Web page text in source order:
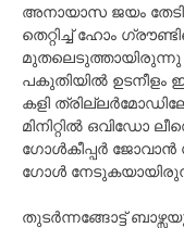
അനായാസ ജയം
തെറ്റിച്ച് ഹോം
പകുതിയിൽ ഉടനീളം
കളി
മിനിറ്റിൽ ഒവിഡോ
ഗോൾകീപ്പർ
ഗോൾ
തുടർന്നങ്ങോട്ട്